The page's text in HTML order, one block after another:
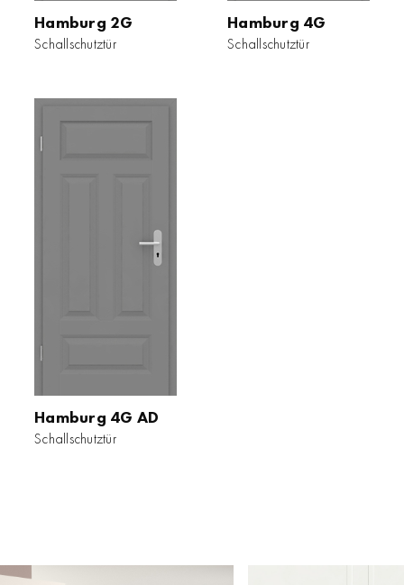
Hamburg 2G
Schallschutztür
Hamburg 4G
Schallschutztür
Hamburg 4G AD
Schallschutztür